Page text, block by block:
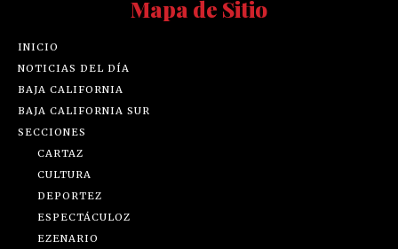
Mapa de Sitio
INICIO
NOTICIAS DEL DÍA
BAJA CALIFORNIA
BAJA CALIFORNIA SUR
SECCIONES
CARTAZ
CULTURA
DEPORTEZ
ESPECTÁCULOZ
EZENARIO